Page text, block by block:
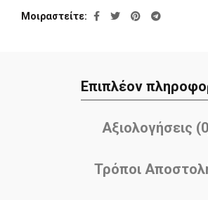
Μοιραστείτε
Επιπλέον
Αξιολογήσεις
Τρόποι